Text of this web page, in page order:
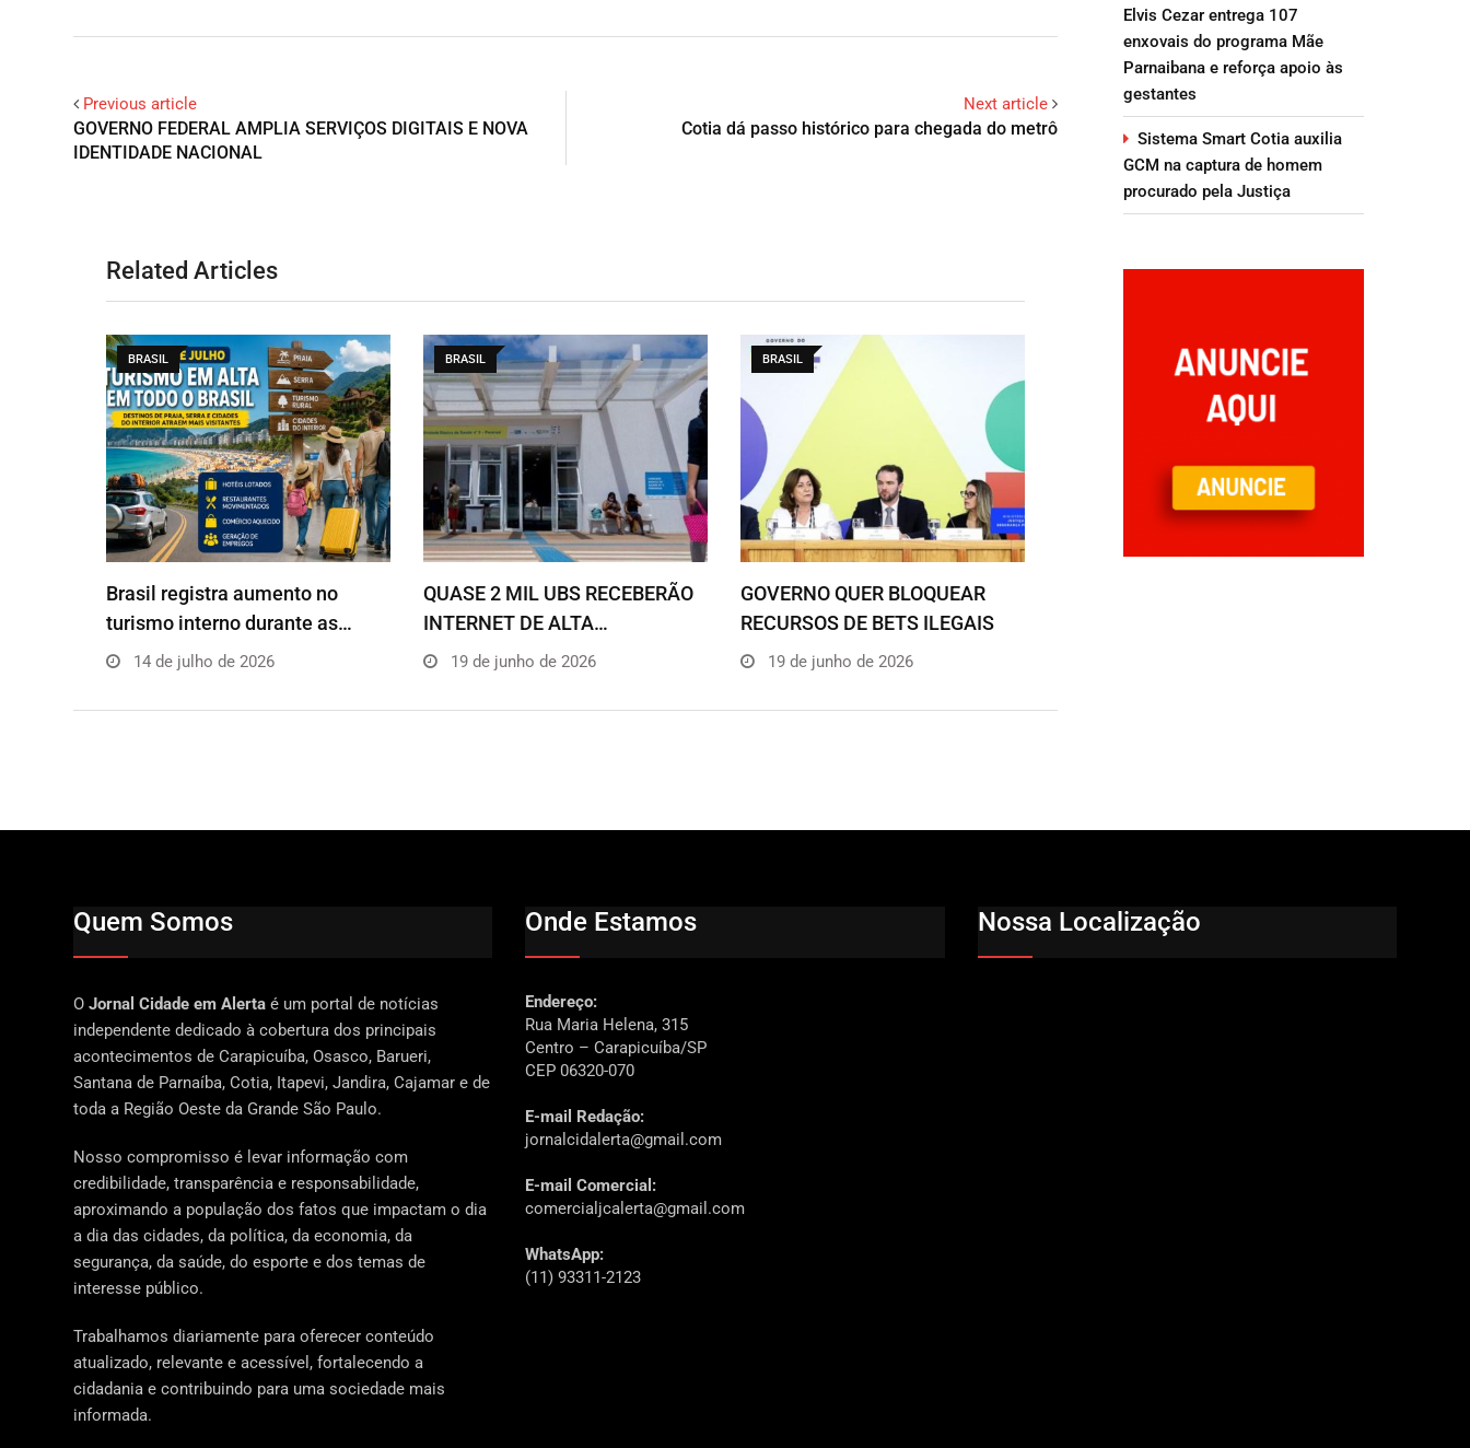
Previous article
GOVERNO FEDERAL AMPLIA SERVIÇOS DIGITAIS E NOVA
IDENTIDADE NACIONAL
Next article
Cotia dá passo histórico para chegada do metrô
Related Articles
BRASIL
Brasil registra aumento no
turismo interno durante as…
14 de julho de 2026
BRASIL
QUASE 2 MIL UBS RECEBERÃO
INTERNET DE ALTA…
19 de junho de 2026
BRASIL
GOVERNO QUER BLOQUEAR
RECURSOS DE BETS ILEGAIS
19 de junho de 2026
Elvis Cezar entrega 107
enxovais do programa Mãe
Parnaibana e reforça apoio às
gestantes
Sistema Smart Cotia auxilia
GCM na captura de homem
procurado pela Justiça
Quem Somos
O Jornal Cidade em Alerta é um portal de notícias
independente dedicado à cobertura dos principais
acontecimentos de Carapicuíba, Osasco, Barueri,
Santana de Parnaíba, Cotia, Itapevi, Jandira, Cajamar e de
toda a Região Oeste da Grande São Paulo.
Nosso compromisso é levar informação com
credibilidade, transparência e responsabilidade,
aproximando a população dos fatos que impactam o dia
a dia das cidades, da política, da economia, da
segurança, da saúde, do esporte e dos temas de
interesse público.
Trabalhamos diariamente para oferecer conteúdo
atualizado, relevante e acessível, fortalecendo a
cidadania e contribuindo para uma sociedade mais
informada.
Onde Estamos
Endereço:
Rua Maria Helena, 315
Centro – Carapicuíba/SP
CEP 06320-070
E-mail Redação:
jornalcidalerta@gmail.com
E-mail Comercial:
comercialjcalerta@gmail.com
WhatsApp:
(11) 93311-2123
Nossa Localização